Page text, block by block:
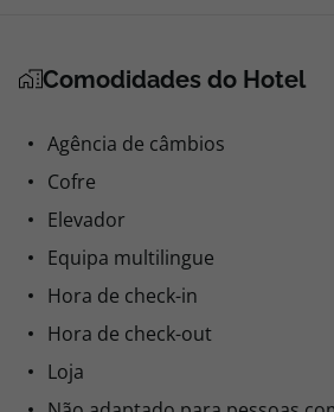
Comodidades do Hotel
Agência de câmbios
Cofre
Elevador
Equipa multilingue
Hora de check-in
Hora de check-out
Loja